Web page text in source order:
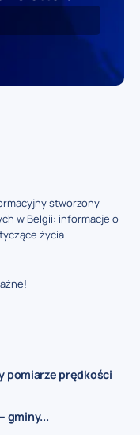
stworzony
w Belgii: informacje o
życia
pomiarze prędkości
gminy...